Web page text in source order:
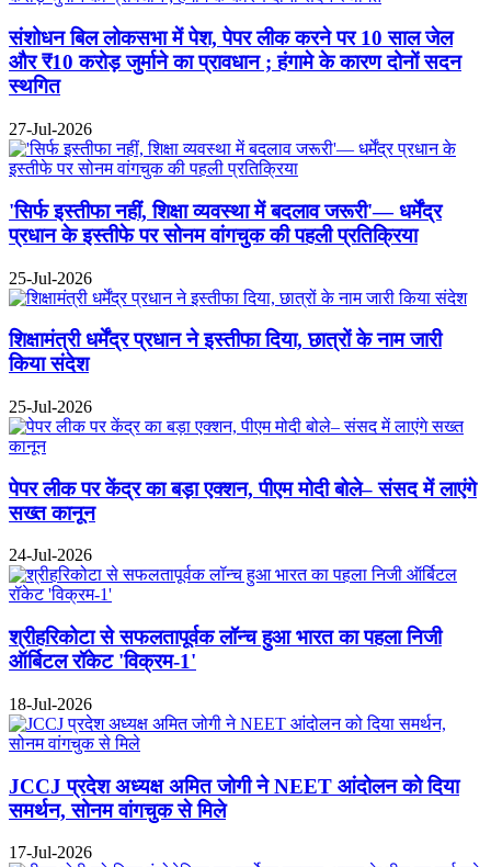
संशोधन बिल लोकसभा में पेश, पेपर लीक करने पर 10 साल जेल
और ₹10 करोड़ जुर्माने का प्रावधान ; हंगामे के कारण दोनों सदन
स्थगित
27-Jul-2026
'सिर्फ इस्तीफा नहीं, शिक्षा व्यवस्था में बदलाव जरूरी'— धर्मेंद्र
प्रधान के इस्तीफे पर सोनम वांगचुक की पहली प्रतिक्रिया
25-Jul-2026
शिक्षामंत्री धर्मेंद्र प्रधान ने इस्तीफा दिया, छात्रों के नाम जारी
किया संदेश
25-Jul-2026
पेपर लीक पर केंद्र का बड़ा एक्शन, पीएम मोदी बोले– संसद में लाएंगे
सख्त कानून
24-Jul-2026
श्रीहरिकोटा से सफलतापूर्वक लॉन्च हुआ भारत का पहला निजी
ऑर्बिटल रॉकेट 'विक्रम-1'
18-Jul-2026
JCCJ प्रदेश अध्यक्ष अमित जोगी ने NEET आंदोलन को दिया
समर्थन, सोनम वांगचुक से मिले
17-Jul-2026